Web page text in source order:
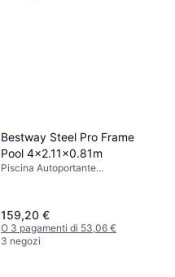
Bestway Steel Pro Frame
Pool 4x2.11x0.81m
Piscina Autoportante
159,20 €
O 3 pagamenti di 53,06 €
3 negozi